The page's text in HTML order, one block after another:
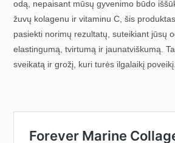
odą, nepaisant mūsų gyvenimo būdo
žuvų kolagenu ir vitaminu C, šis
pasiekti norimų rezultatų, suteikiant jūsų
elastingumą, tvirtumą ir jaunatviškumą.
sveikatą ir grožį, kuri turės ilgalaikį poveikį.